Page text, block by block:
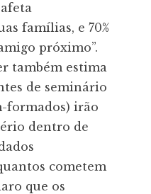
famílias, e 70%
próximo”.
também estima
de seminário
formados) irão
dentro de
cometem
que os